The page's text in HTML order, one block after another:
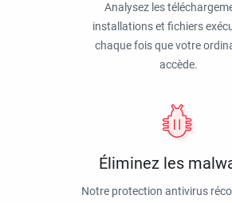
Analysez les
installations et fichiers
chaque fois que votre
accède.
Éliminez les
Notre protection antivirus